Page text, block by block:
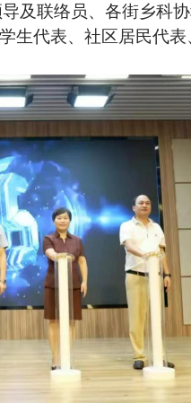
及联络员、各街乡科
生代表、社区居民代